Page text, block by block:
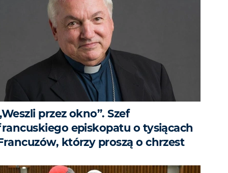
przez okno”. Szef
episkopatu o tysiącach
którzy proszą o chrzest